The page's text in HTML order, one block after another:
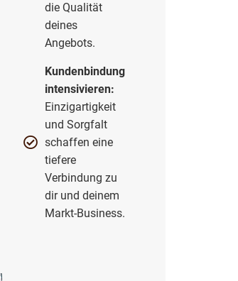
die Qualität
deines
Angebots.
Kundenbindung
intensivieren:
Einzigartigkeit
und Sorgfalt
schaffen eine
tiefere
Verbindung zu
dir und deinem
Markt-Business.